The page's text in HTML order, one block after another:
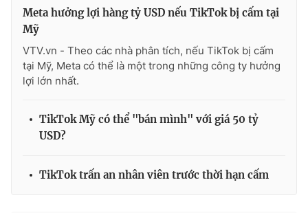
Ðiện thoại Thời báo VTV:
024.66 897 897
Email:
Liên hệ quảng cáo: 024-7300.7108
Meta hưởng lợi hàng tỷ USD nếu TikTok bị cấm tại
Mỹ
VTV.vn - Theo các nhà phân tích, nếu TikTok bị cấm
tại Mỹ, Meta có thể là một trong những công ty hưởng
lợi lớn nhất.
TikTok Mỹ có thể "bán mình" với giá 50 tỷ
USD?
TikTok trấn an nhân viên trước thời hạn cấm